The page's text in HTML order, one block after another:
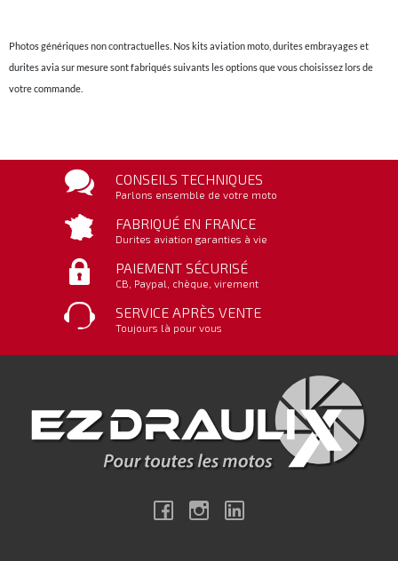
Photos génériques non contractuelles. Nos kits aviation moto, durites embrayages et
durites avia sur mesure sont fabriqués suivants les options que vous choisissez lors de
votre commande.
CONSEILS TECHNIQUES
Parlons ensemble de votre moto
FABRIQUÉ EN FRANCE
Durites aviation garanties à vie
PAIEMENT SÉCURISÉ
CB, Paypal, chèque, virement
SERVICE APRÈS VENTE
Toujours là pour vous
FacebookInstagram